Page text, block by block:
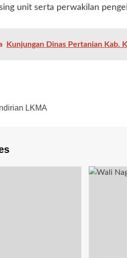
unit serta perwakilan
Kunjungan Dinas Pertanian Kab.
LKMA